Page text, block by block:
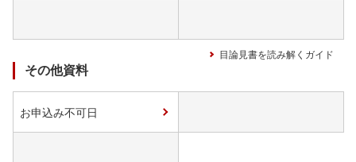
目論見書を読み解くガイド
その他資料
お申込み不可日